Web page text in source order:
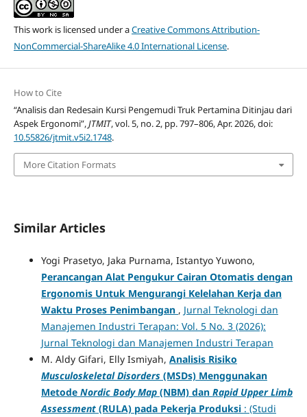
This work is licensed under aCreative Commons Attribution-
NonCommercial-ShareAlike 4.0 International License.
How to Cite
“Analisis dan Redesain Kursi Pengemudi Truk Pertamina Ditinjau dari
Aspek Ergonomi”,JTMIT, vol. 5, no. 2, pp. 797–806, Apr. 2026, doi:
10.55826/jtmit.v5i2.1748.
More Citation Formats
Similar Articles
Yogi Prasetyo, Jaka Purnama, Istantyo Yuwono,
Perancangan Alat Pengukur Cairan Otomatis dengan
Ergonomis Untuk Mengurangi Kelelahan Kerja dan
Waktu Proses Penimbangan , Jurnal Teknologi dan
Manajemen Industri Terapan: Vol. 5 No. 3 (2026):
Jurnal Teknologi dan Manajemen Industri Terapan
M. Aldy Gifari, Elly Ismiyah, Analisis Risiko
Musculoskeletal Disorders (MSDs) Menggunakan
Metode Nordic Body Map(NBM) dan Rapid Upper Limb
Assessment(RULA) pada Pekerja Produksi : (Studi